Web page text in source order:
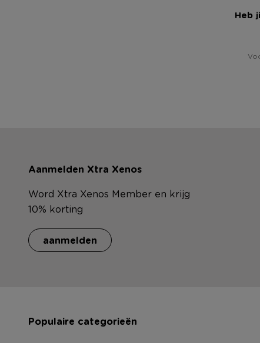
Heb
Aanmelden Xtra Xenos
Word Xtra Xenos Member en krijg
10% korting
aanmelden
Populaire categorieën